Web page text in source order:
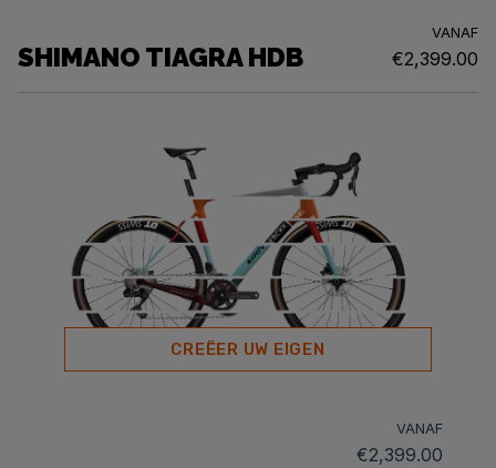
SHIMANO TIAGRA HDB
VANAF
€2,399.00
CREËER UW EIGEN
VANAF
€2,399.00